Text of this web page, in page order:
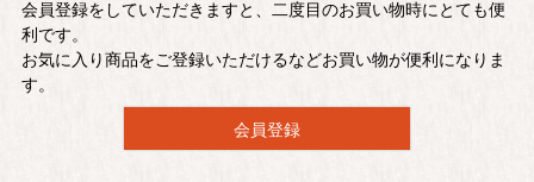
会員登録をしていただきますと、二度目のお買い物時にとても便
利です。
お気に入り商品をご登録いただけるなどお買い物が便利になりま
す。
会員登録